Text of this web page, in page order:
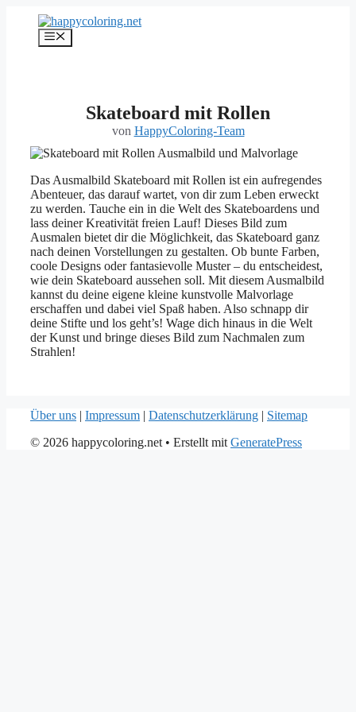
springen
Menü
Skateboard mit Rollen
von HappyColoring-Team
Das Ausmalbild Skateboard mit Rollen ist ein aufregendes
Abenteuer, das darauf wartet, von dir zum Leben erweckt
zu werden. Tauche ein in die Welt des Skateboardens und
lass deiner Kreativität freien Lauf! Dieses Bild zum
Ausmalen bietet dir die Möglichkeit, das Skateboard ganz
nach deinen Vorstellungen zu gestalten. Ob bunte Farben,
coole Designs oder fantasievolle Muster – du entscheidest,
wie dein Skateboard aussehen soll. Mit diesem Ausmalbild
kannst du deine eigene kleine kunstvolle Malvorlage
erschaffen und dabei viel Spaß haben. Also schnapp dir
deine Stifte und los geht’s! Wage dich hinaus in die Welt
der Kunst und bringe dieses Bild zum Nachmalen zum
Strahlen!
Über uns | Impressum | Datenschutzerklärung | Sitemap
© 2026 happycoloring.net • Erstellt mit GeneratePress